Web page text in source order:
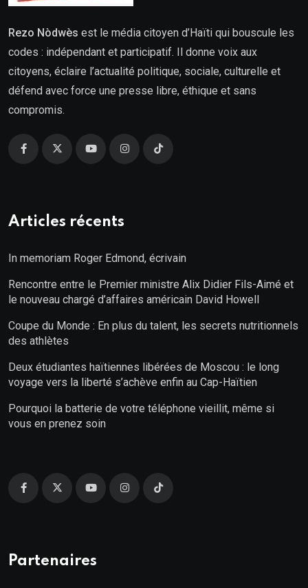
Rezo Nòdwès est le média citoyen d’Haïti qui bouscule les
codes : indépendant et participatif. Il donne voix aux
citoyens, éclaire l’actualité politique, sociale, culturelle et
défend avec force une presse libre, éthique et sans
compromis.
Articles récents
In memoriam Roger Edmond, écrivain
Rencontre entre le Premier ministre Alix Didier Fils-Aimé et
le nouveau chargé d’affaires américain David Howell
Coupe du Monde : En plus du talent, les secrets nutritionnels
des athlètes
Deux étudiantes haïtiennes libérées de Moscou : le long
voyage vers la liberté s’achève enfin au Cap-Haïtien
Pourquoi la batterie de votre téléphone vieillit, même si
vous en prenez soin
Partenaires